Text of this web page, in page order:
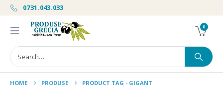
0731.043.033
0
HOME PRODUSE PRODUCT TAG - GIGANT